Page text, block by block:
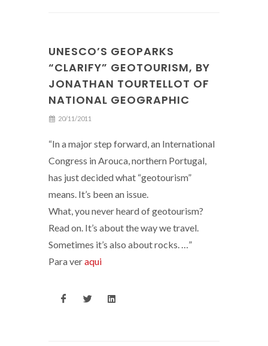
UNESCO’S GEOPARKS
“CLARIFY” GEOTOURISM, BY
JONATHAN TOURTELLOT OF
NATIONAL GEOGRAPHIC
20/11/2011
“In a major step forward, an International
Congress in Arouca, northern Portugal,
has just decided what “geotourism”
means. It’s been an issue.
What, you never heard of geotourism?
Read on. It’s about the way we travel.
Sometimes it’s also about rocks. …”
Para veraqui